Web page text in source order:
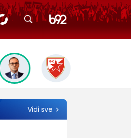
Vidi sve